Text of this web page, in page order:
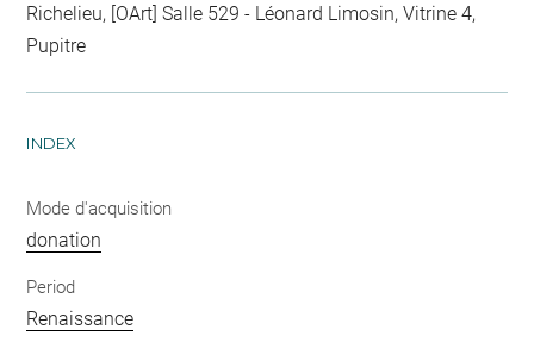
Richelieu, [OArt] Salle 529 - Léonard Limosin, Vitrine 4,
Pupitre
INDEX
Mode d'acquisition
donation
Period
Renaissance